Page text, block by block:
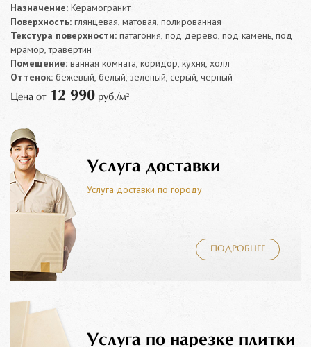
Назначение: Керамогранит
Поверхность: глянцевая, матовая, полированная
Текстура поверхности: патагония, под дерево, под камень, под
мрамор, травертин
Помещение: ванная комната, коридор, кухня, холл
Оттенок: бежевый, белый, зеленый, серый, черный
Цена от 12 990 руб./м²
Услуга доставки
Услуга доставки по городу
ПОДРОБНЕЕ
Услуга по нарезке плитки